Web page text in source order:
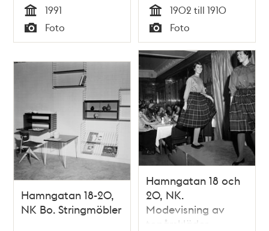
Tid
1991
Typ
Foto Tid
1902 till 1910
Typ
Foto
Hamngatan 18-20,
NK Bo. Stringmöbler
Hamngatan 18 och
20, NK.
Modevisning av
tonårskläder